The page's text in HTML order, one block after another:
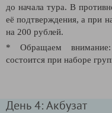
до начала тура. В
её подтверждения, а при
на 200 рублей.
* Обращаем внимание:
состоится при наборе
День 4: Акбузат